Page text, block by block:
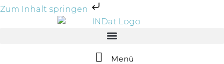
Zum Inhalt springen
Menü